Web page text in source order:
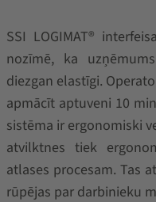
SSI LOGIMAT®
nozīmē, ka
diezgan elastīgi.
apmācīt aptuveni 10
sistēma ir ergonomiski
atvilktnes tiek
atlases procesam. Tas
rūpējas par darbinieku